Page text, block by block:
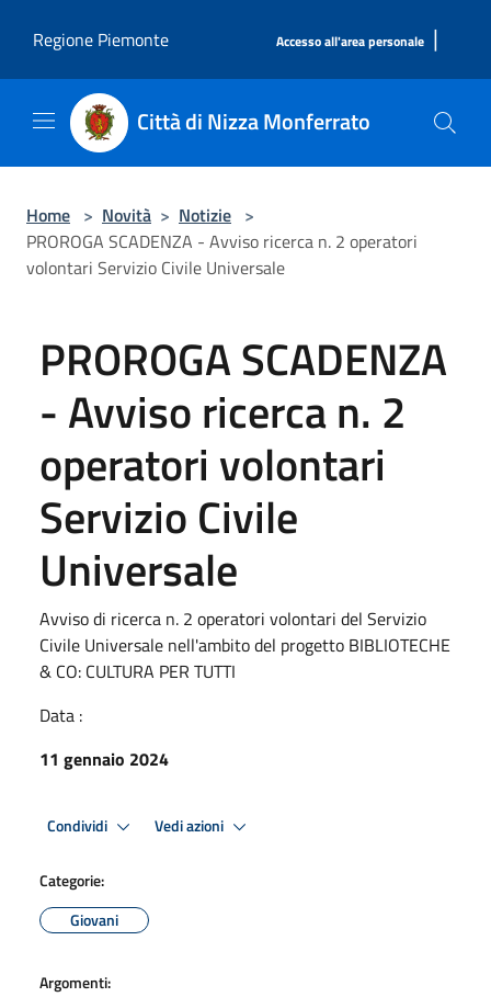
Regione Piemonte
Accesso all'area personale |
Città di Nizza Monferrato
Home > Novità > Notizie >
PROROGA SCADENZA - Avviso ricerca n. 2 operatori
volontari Servizio Civile Universale
PROROGA SCADENZA
- Avviso ricerca n. 2
operatori volontari
Servizio Civile
Universale
Avviso di ricerca n. 2 operatori volontari del Servizio
Civile Universale nell'ambito del progetto BIBLIOTECHE
& CO: CULTURA PER TUTTI
Data :
11 gennaio 2024
Condividi Vedi azioni
Categorie:
Giovani
Argomenti: